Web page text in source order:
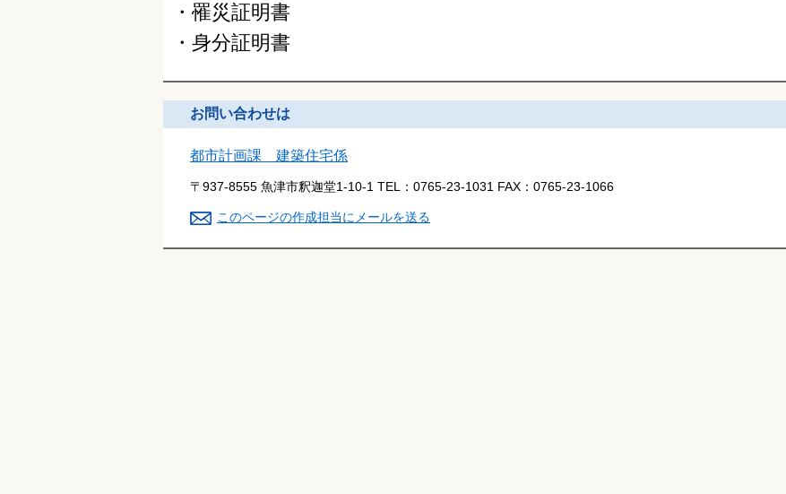
・罹災証明書
・身分証明書
お問い合わせは
都市計画課 建築住宅係
〒937-8555 魚津市釈迦堂1-10-1 TEL： 0765-23-1031 FAX： 0765-23-1066
このページの作成担当にメールを送る